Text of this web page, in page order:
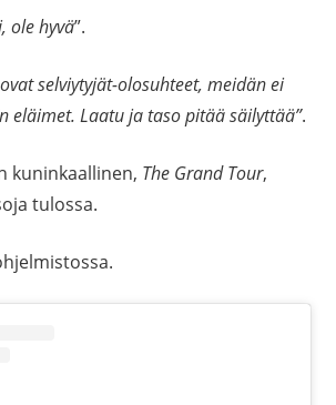
ole hyvä”.
selviytyjät-olosuhteet, meidän ei
eläimet. Laatu ja taso pitää säilyttää”.
kuninkaallinen, The Grand Tour,
tulossa.